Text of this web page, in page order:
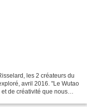
les 2 créateurs du
avril 2016. "Le Wutao
de créativité que nous